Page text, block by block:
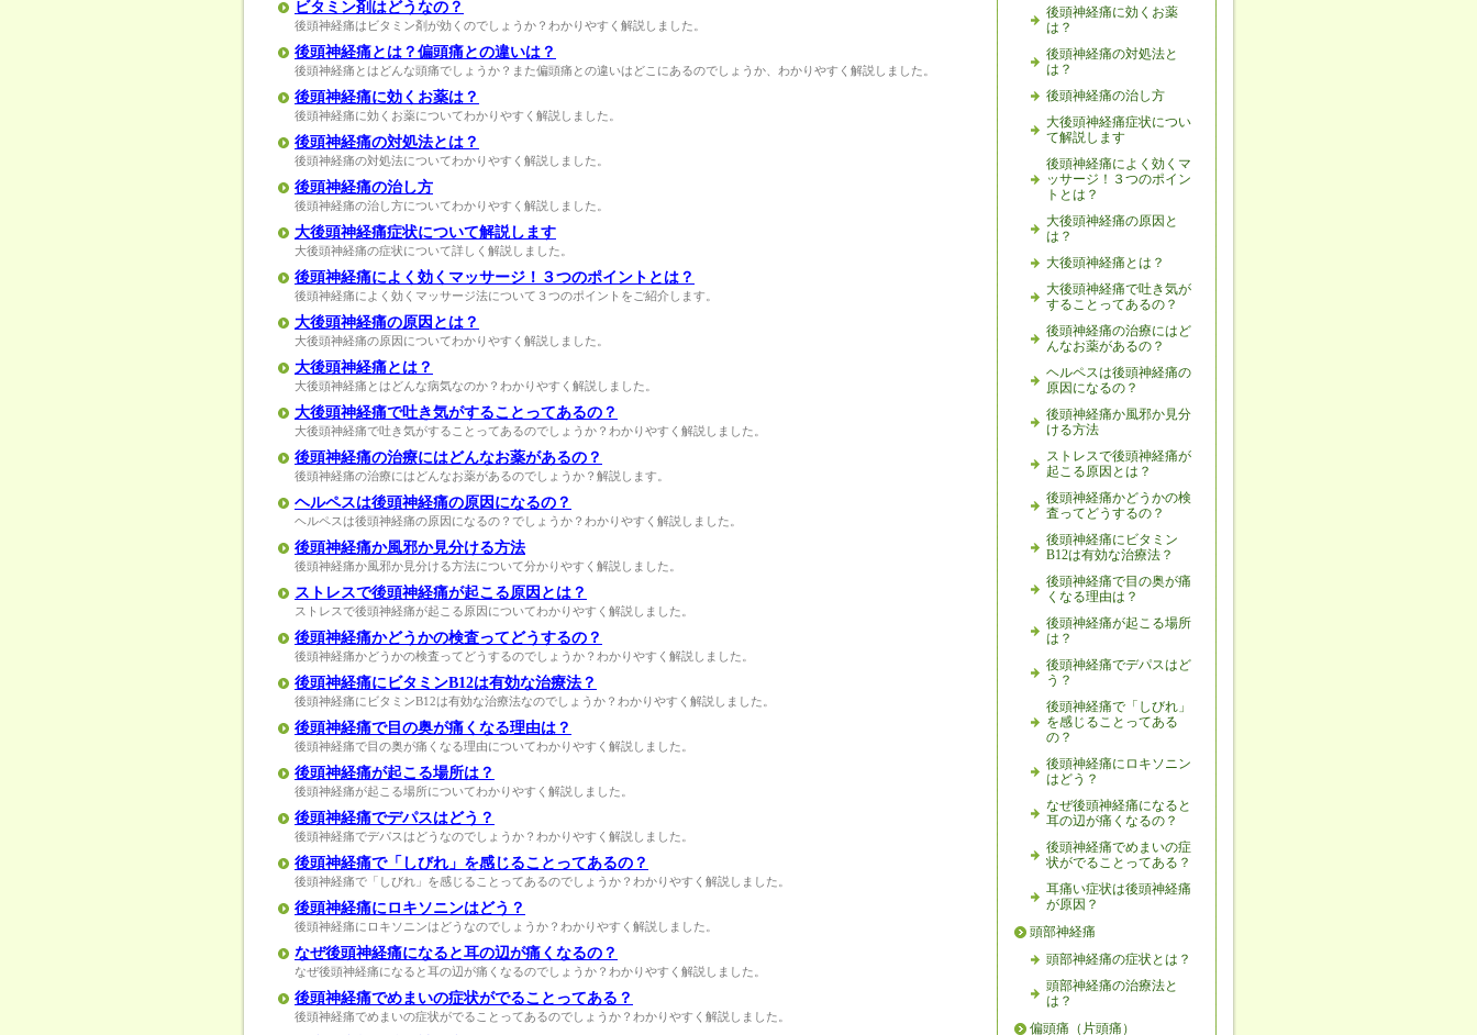
ビタミン剤はどうなの？
後頭神経痛はビタミン剤が効くのでしょうか？わかりやすく解説しました。
後頭神経痛とは？偏頭痛との違いは？
後頭神経痛とはどんな頭痛でしょうか？また偏頭痛との違いはどこにあるのでしょうか、わかりやすく解説しました。
後頭神経痛に効くお薬は？
後頭神経痛に効くお薬についてわかりやすく解説しました。
後頭神経痛の対処法とは？
後頭神経痛の対処法についてわかりやすく解説しました。
後頭神経痛の治し方
後頭神経痛の治し方についてわかりやすく解説しました。
大後頭神経痛症状について解説します
大後頭神経痛の症状について詳しく解説しました。
後頭神経痛によく効くマッサージ！３つのポイントとは？
後頭神経痛によく効くマッサージ法について３つのポイントをご紹介します。
大後頭神経痛の原因とは？
大後頭神経痛の原因についてわかりやすく解説しました。
大後頭神経痛とは？
大後頭神経痛とはどんな病気なのか？わかりやすく解説しました。
大後頭神経痛で吐き気がすることってあるの？
大後頭神経痛で吐き気がすることってあるのでしょうか？わかりやすく解説しました。
後頭神経痛の治療にはどんなお薬があるの？
後頭神経痛の治療にはどんなお薬があるのでしょうか？解説します。
ヘルペスは後頭神経痛の原因になるの？
ヘルペスは後頭神経痛の原因になるの？でしょうか？わかりやすく解説しました。
後頭神経痛か風邪か見分ける方法
後頭神経痛か風邪か見分ける方法について分かりやすく解説しました。
ストレスで後頭神経痛が起こる原因とは？
ストレスで後頭神経痛が起こる原因についてわかりやすく解説しました。
後頭神経痛かどうかの検査ってどうするの？
後頭神経痛かどうかの検査ってどうするのでしょうか？わかりやすく解説しました。
後頭神経痛にビタミンB12は有効な治療法？
後頭神経痛にビタミンB12は有効な治療法なのでしょうか？わかりやすく解説しました。
後頭神経痛で目の奥が痛くなる理由は？
後頭神経痛で目の奥が痛くなる理由についてわかりやすく解説しました。
後頭神経痛が起こる場所は？
後頭神経痛が起こる場所についてわかりやすく解説しました。
後頭神経痛でデパスはどう？
後頭神経痛でデパスはどうなのでしょうか？わかりやすく解説しました。
後頭神経痛で「しびれ」を感じることってあるの？
後頭神経痛で「しびれ」を感じることってあるのでしょうか？わかりやすく解説しました。
後頭神経痛にロキソニンはどう？
後頭神経痛にロキソニンはどうなのでしょうか？わかりやすく解説しました。
なぜ後頭神経痛になると耳の辺が痛くなるの？
なぜ後頭神経痛になると耳の辺が痛くなるのでしょうか？わかりやすく解説しました。
後頭神経痛でめまいの症状がでることってある？
後頭神経痛でめまいの症状がでることってあるのでしょうか？わかりやすく解説しました。
後頭神経痛に効くお薬
は？
後頭神経痛の対処法と
は？
後頭神経痛の治し方
大後頭神経痛症状につい
て解説します
後頭神経痛によく効くマ
ッサージ！３つのポイン
トとは？
大後頭神経痛の原因と
は？
大後頭神経痛とは？
大後頭神経痛で吐き気が
することってあるの？
後頭神経痛の治療にはど
んなお薬があるの？
ヘルペスは後頭神経痛の
原因になるの？
後頭神経痛か風邪か見分
ける方法
ストレスで後頭神経痛が
起こる原因とは？
後頭神経痛かどうかの検
査ってどうするの？
後頭神経痛にビタミン
B12は有効な治療法？
後頭神経痛で目の奥が痛
くなる理由は？
後頭神経痛が起こる場所
は？
後頭神経痛でデパスはど
う？
後頭神経痛で「しびれ」
を感じることってある
の？
後頭神経痛にロキソニン
はどう？
なぜ後頭神経痛になると
耳の辺が痛くなるの？
後頭神経痛でめまいの症
状がでることってある？
耳痛い症状は後頭神経痛
が原因？
頭部神経痛
頭部神経痛の症状とは？
頭部神経痛の治療法と
は？
偏頭痛（片頭痛）